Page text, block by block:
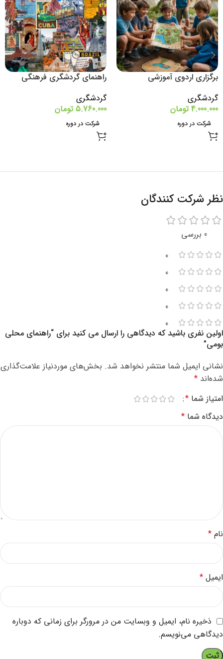
برگزاری اردوی آموزشی
گردشگری
4.000.000 تومان
شرکت در دوره
راهنمای گردشگری فرهنگی
گردشگری
5.760.000 تومان
شرکت در دوره
نظر شرکت کنندگان
0 بررسی
0
0
0
0
0
اولین نفری باشید که دیدگاهی را ارسال می کنید برای “راهنمای محلی
بومی”
نشانی ایمیل شما منتشر نخواهد شد. بخش‌های موردنیاز علامت‌گذاری
شده‌اند *
امتیاز شما *
دیدگاه شما *
نام *
ایمیل *
ذخیره نام، ایمیل و وبسایت من در مرورگر برای زمانی که دوباره
دیدگاهی می‌نویسم.